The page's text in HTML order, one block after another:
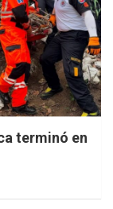
terminó en